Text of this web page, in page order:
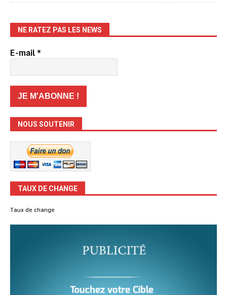
NE RATEZ PAS LES NEWS
E-mail*
NOUS SOUTENIR
TAUX DE CHANGE
Taux de change